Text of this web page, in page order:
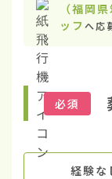
（福岡
ッフ へ応
必須
経験な